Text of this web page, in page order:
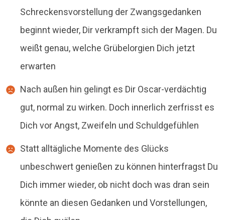
Schreckensvorstellung der Zwangsgedanken
beginnt wieder, Dir verkrampft sich der Magen. Du
weißt genau, welche Grübelorgien Dich jetzt
erwarten
Nach außen hin gelingt es Dir Oscar-verdächtig
gut, normal zu wirken. Doch innerlich zerfrisst es
Dich vor Angst, Zweifeln und Schuldgefühlen
Statt alltägliche Momente des Glücks
unbeschwert genießen zu können hinterfragst Du
Dich immer wieder, ob nicht doch was dran sein
könnte an diesen Gedanken und Vorstellungen,